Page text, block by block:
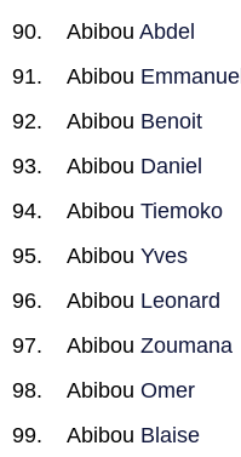
Abibou Abdel
Abibou Emmanuel
Abibou Benoit
Abibou Daniel
Abibou Tiemoko
Abibou Yves
Abibou Leonard
Abibou Zoumana
Abibou Omer
Abibou Blaise